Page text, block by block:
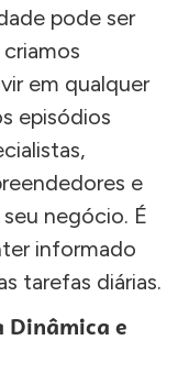
pode ser
em qualquer
episódios
e
negócio. É
informado
tarefas diárias.
Dinâmica e